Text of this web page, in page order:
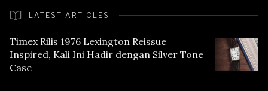
LATEST ARTICLES
Timex Rilis 1976 Lexington Reissue
Inspired, Kali Ini Hadir dengan Silver Tone
Case